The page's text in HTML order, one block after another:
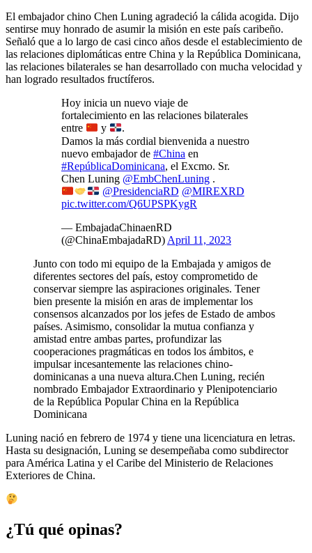
El embajador chino Chen Luning agradeció la cálida acogida. Dijo
sentirse muy honrado de asumir la misión en este país caribeño.
Señaló que a lo largo de casi cinco años desde el establecimiento de
las relaciones diplomáticas entre China y la República Dominicana,
las relaciones bilaterales se han desarrollado con mucha velocidad y
han logrado resultados fructíferos.
Hoy inicia un nuevo viaje de
fortalecimiento en las relaciones bilaterales
entre
y
.
Damos la más cordial bienvenida a nuestro
nuevo embajador de #China en
#RepúblicaDominicana, el Excmo. Sr.
Chen Luning @EmbChenLuning .
@PresidenciaRD @MIREXRD
pic.twitter.com/Q6UPSPKygR
— EmbajadaChinaenRD
(@ChinaEmbajadaRD) April 11, 2023
Junto con todo mi equipo de la Embajada y amigos de
diferentes sectores del país, estoy comprometido de
conservar siempre las aspiraciones originales. Tener
bien presente la misión en aras de implementar los
consensos alcanzados por los jefes de Estado de ambos
países. Asimismo, consolidar la mutua confianza y
amistad entre ambas partes, profundizar las
cooperaciones pragmáticas en todos los ámbitos, e
impulsar incesantemente las relaciones chino-
dominicanas a una nueva altura.Chen Luning, recién
nombrado Embajador Extraordinario y Plenipotenciario
de la República Popular China en la República
Dominicana
Luning nació en febrero de 1974 y tiene una licenciatura en letras.
Hasta su designación, Luning se desempeñaba como subdirector
para América Latina y el Caribe del Ministerio de Relaciones
Exteriores de China.
¿Tú qué opinas?